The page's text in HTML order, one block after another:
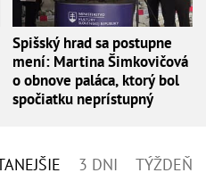
Spišský hrad sa postupne
mení: Martina Šimkovičová
o obnove paláca, ktorý bol
spočiatku neprístupný
3 DNI TÝŽDEŇ